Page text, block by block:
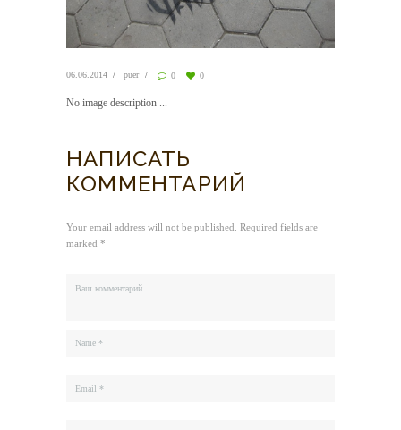
06.06.2014 puer 0 0
No image description ...
НАПИСАТЬ
КОММЕНТАРИЙ
Your email address will not be published. Required fields are
marked *